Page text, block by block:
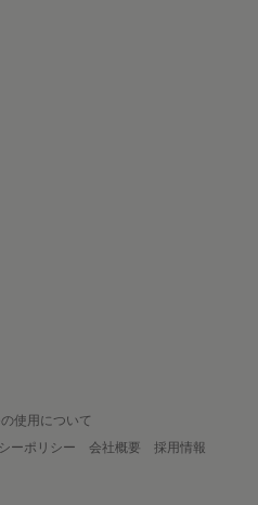
使用について
ーポリシー 会社概要
採用情報